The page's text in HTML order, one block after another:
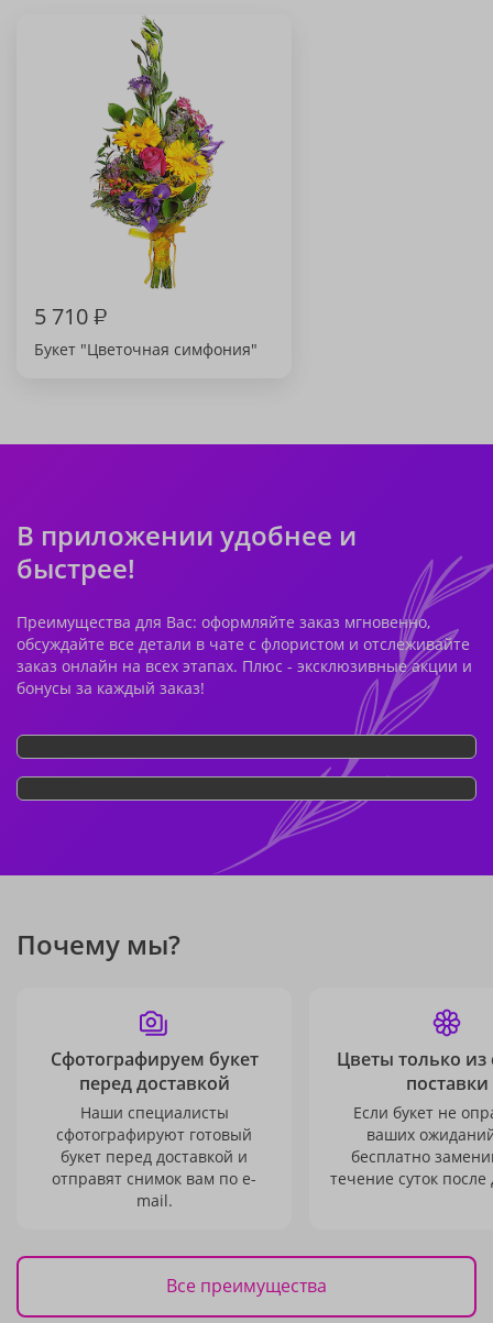
5 710₽
Букет "Цветочная симфония"
В приложении удобнее и
быстрее!
Преимущества для Вас: оформляйте заказ мгновенно,
обсуждайте все детали в чате с флористом и отслеживайте
заказ онлайн на всех этапах. Плюс - эксклюзивные акции и
бонусы за каждый заказ!
Почему мы?
Сфотографируем букет
перед доставкой
Наши специалисты
сфотографируют готовый
букет перед доставкой и
отправят снимок вам по e-
mail.
Цветы только из
поставки
Если букет не
ваших
бесплатно
течение суток после
Все преимущества